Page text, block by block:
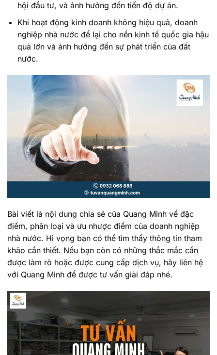
hội đầu tư, và ảnh hưởng đến tiến độ dự án.
Khi hoạt động kinh doanh không hiệu quả, doanh
nghiệp nhà nước để lại cho nền kinh tế quốc gia hậu
quả lớn và ảnh hưởng đến sự phát triển của đất
nước.
Bài viết là nội dung chia sẻ của Quang Minh về đặc
điểm, phân loại và ưu nhược điểm của doanh nghiệp
nhà nước. Hi vọng bạn có thể tìm thấy thông tin tham
khảo cần thiết. Nếu bạn còn có những thắc mắc cần
được làm rõ hoặc được cung cấp dịch vụ, hãy liên hệ
với Quang Minh để được tư vấn giải đáp nhé.